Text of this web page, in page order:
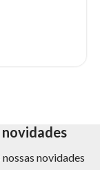
novidades